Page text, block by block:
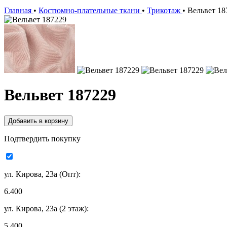
Главная • Костюмно-плательные ткани • Трикотаж • Вельвет
Вельвет 187229
Подтвердить покупку
ул. Кирова, 23а (Опт):
6.400
ул. Кирова, 23а (2 этаж):